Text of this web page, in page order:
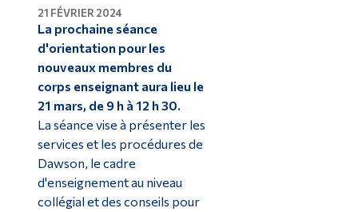
21 FÉVRIER 2024
La prochaine séance
d'orientation pour les
nouveaux membres du
corps enseignant aura lieu le
21 mars, de 9 h à 12 h 30.
La séance vise à présenter les
services et les procédures de
Dawson, le cadre
d'enseignement au niveau
collégial et des conseils pour